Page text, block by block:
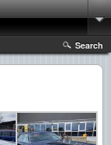
Search